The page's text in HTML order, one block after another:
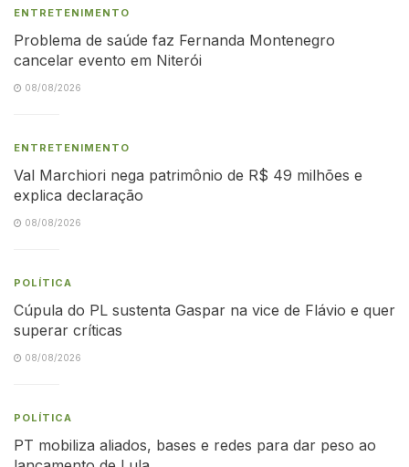
ENTRETENIMENTO
Problema de saúde faz Fernanda Montenegro
cancelar evento em Niterói
08/08/2026
ENTRETENIMENTO
Val Marchiori nega patrimônio de R$ 49 milhões e
explica declaração
08/08/2026
POLÍTICA
Cúpula do PL sustenta Gaspar na vice de Flávio e quer
superar críticas
08/08/2026
POLÍTICA
PT mobiliza aliados, bases e redes para dar peso ao